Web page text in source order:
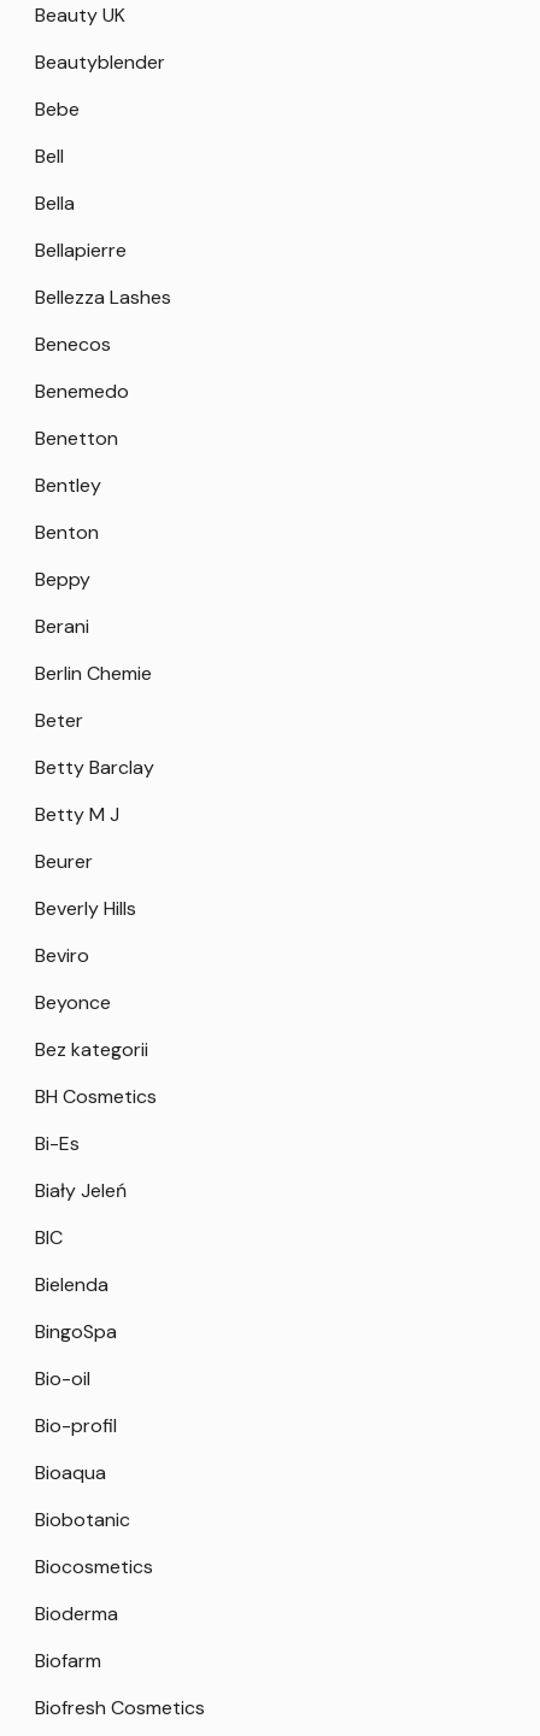
Beauty UK
Beautyblender
Bebe
Bell
Bella
Bellapierre
Bellezza Lashes
Benecos
Benemedo
Benetton
Bentley
Benton
Beppy
Berani
Berlin Chemie
Beter
Betty Barclay
Betty M J
Beurer
Beverly Hills
Beviro
Beyonce
Bez kategorii
BH Cosmetics
Bi-Es
Biały Jeleń
BIC
Bielenda
BingoSpa
Bio-oil
Bio-profil
Bioaqua
Biobotanic
Biocosmetics
Bioderma
Biofarm
Biofresh Cosmetics